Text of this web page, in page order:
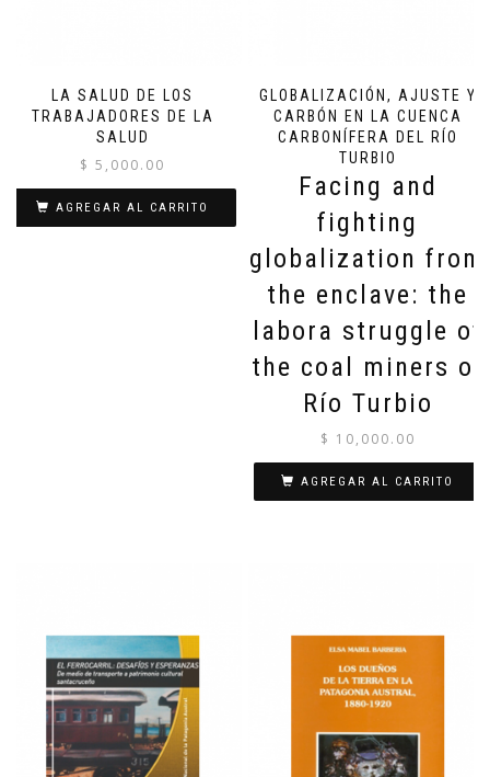
LA SALUD DE LOS
TRABAJADORES DE LA
SALUD
$ 5,000.00
AGREGAR AL CARRITO
GLOBALIZACIÓN, AJUSTE Y
CARBÓN EN LA CUENCA
CARBONÍFERA DEL RÍO
TURBIO
Facing and
fighting
globalization from
the enclave: the
labora struggle of
the coal miners of
Río Turbio
$ 10,000.00
AGREGAR AL CARRITO